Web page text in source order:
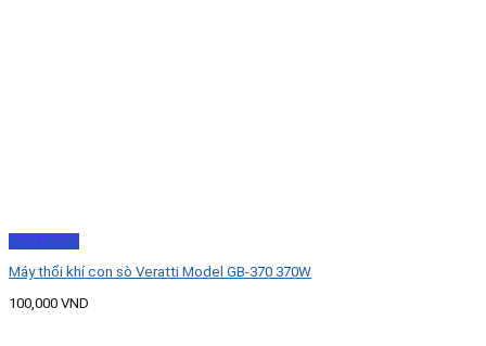
Xem nhanh
Máy thổi khí con sò Veratti Model GB-370 370W
100,000 VND